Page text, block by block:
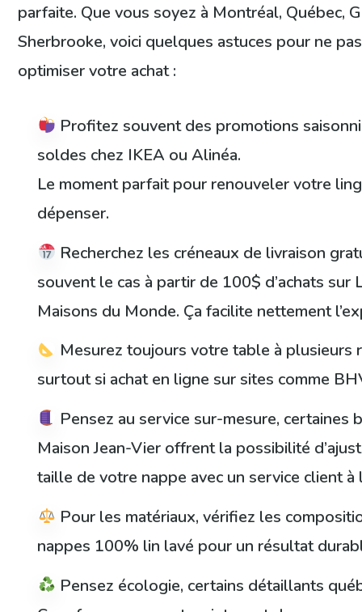
parfaite. Que vous soyez à Montréal, Québec,
Sherbrooke, voici quelques astuces pour ne
optimiser votre achat :
Profitez souvent des promotions
soldes chez IKEA ou Alinéa.
Le moment parfait pour renouveler votre
dépenser.
Recherchez les créneaux de livraison
souvent le cas à partir de 100$ d’achats sur
Maisons du Monde. Ça facilite nettement
Mesurez toujours votre table à plusieurs
surtout si achat en ligne sur sites comme
Pensez au service sur-mesure, certaines
Maison Jean-Vier offrent la possibilité
taille de votre nappe avec un service client à
Pour les matériaux, vérifiez les
nappes 100% lin lavé pour un résultat
Pensez écologie, certains détaillants